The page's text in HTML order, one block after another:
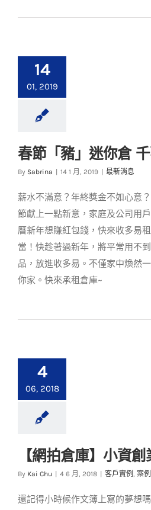
14
01, 2019
春節「豬」迷
萬頭獎等你
春節「豬」迷你倉
By Sabrina 14 1 月, 2019 最新消息
薪水不滿意？年終獎金不如心意
節獻上一點新意，家庭及公司用
曆新年想賺紅包錢，快來收多易
當！快趁著過新年，將平常用不
品，放進收多易。不僅家中煥然
你家。快來承租倉庫~
4
06, 2018
【網拍倉庫】
客戶實例 案例
【網拍倉庫】小資
By Kai Chu 4 6 月, 2018 客戶實例 , 案
還記得小時候作文簿上寫的夢想